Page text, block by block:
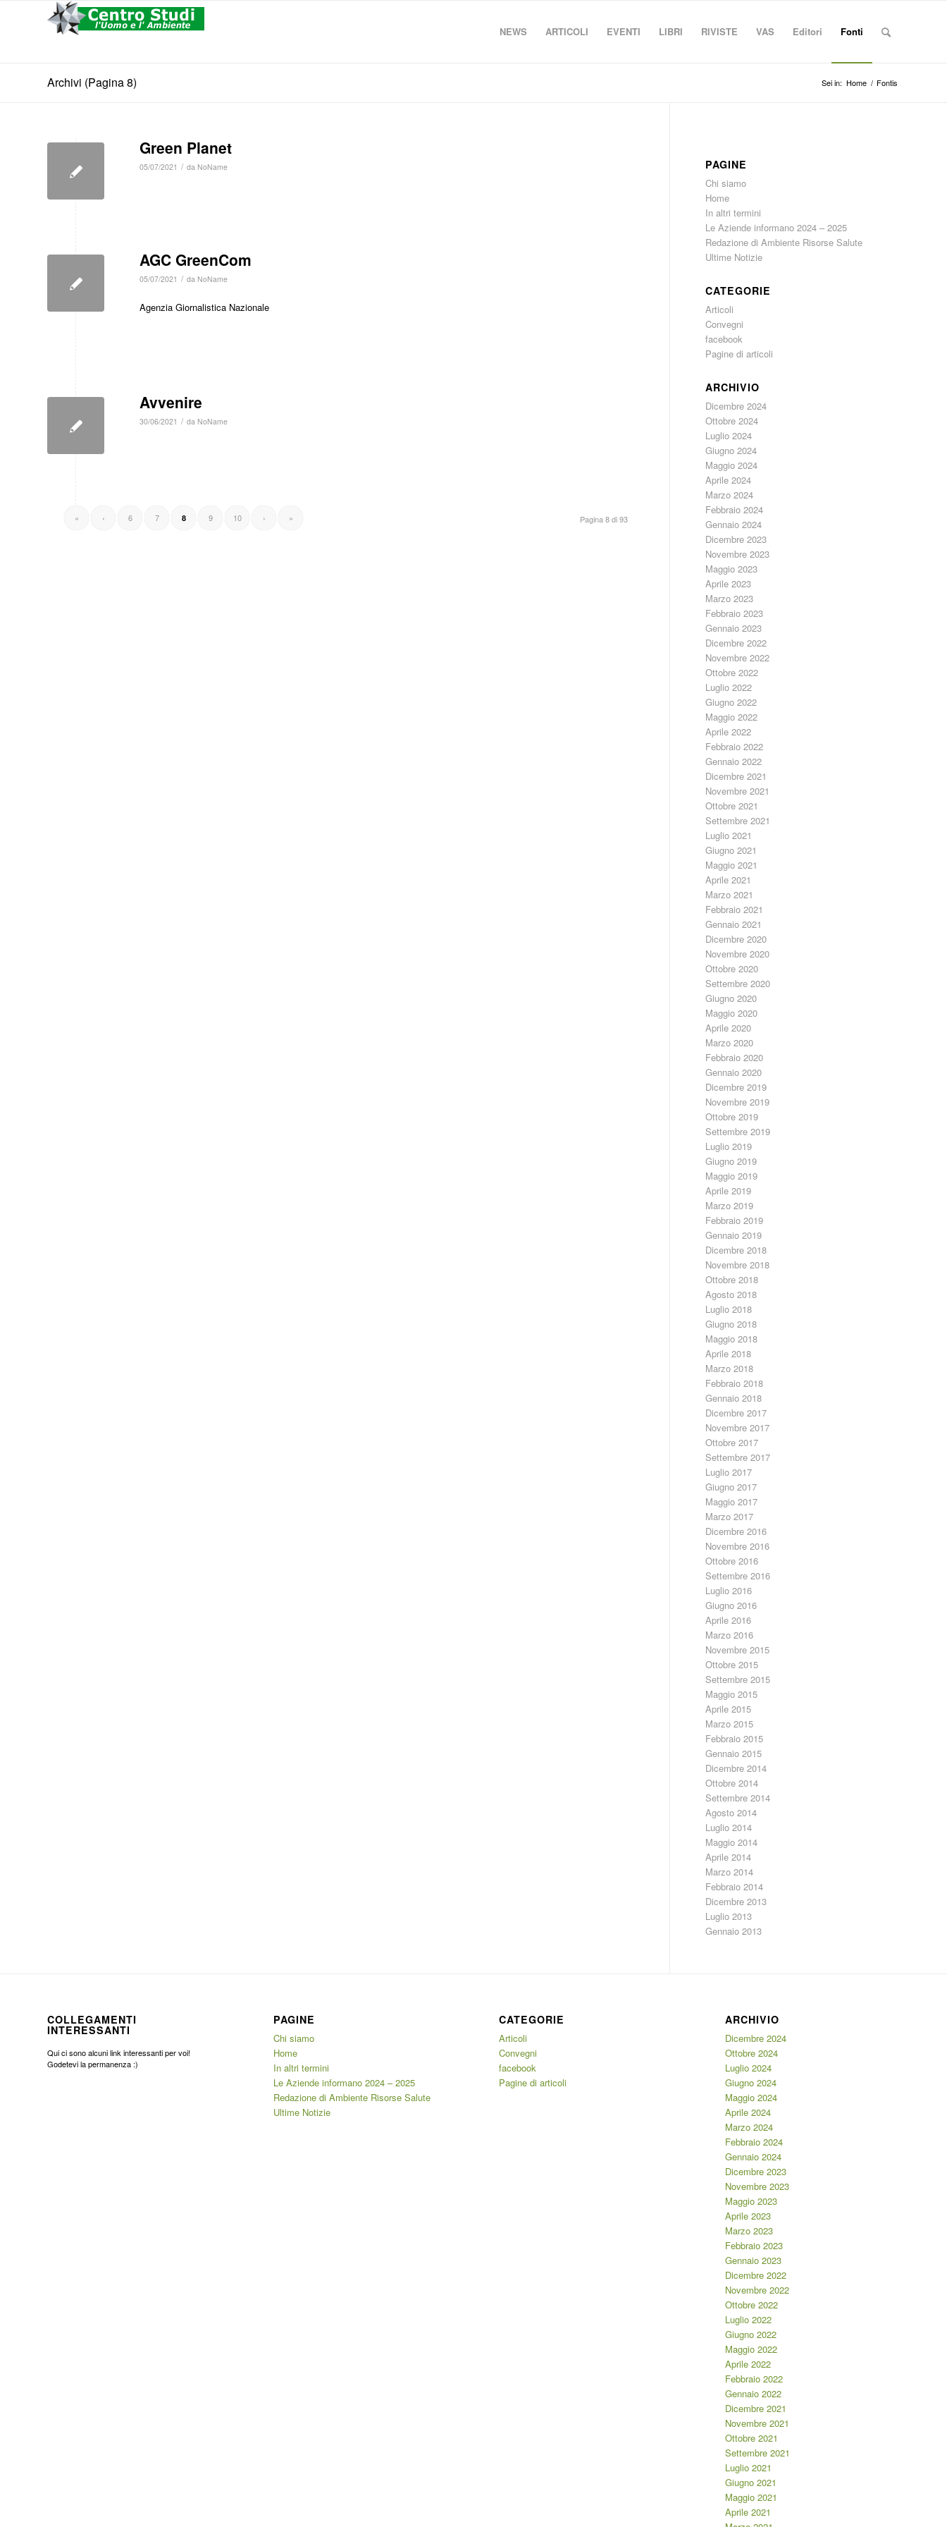
NEWS ARTICOLI EVENTI LIBRI RIVISTE VAS Editori Fonti
Archivi (Pagina 8) Sei in: Home / Fontis
Green Planet
05/07/2021 / da NoName
AGC GreenCom
05/07/2021 / da NoName
Agenzia Giornalistica Nazionale
Avvenire
30/06/2021 / da NoName
Pagina 8 di 93
« ‹ 6 7 8 9 10 › »
PAGINE
Chi siamo
Home
In altri termini
Le Aziende informano 2024 – 2025
Redazione di Ambiente Risorse Salute
Ultime Notizie
CATEGORIE
Articoli
Convegni
facebook
Pagine di articoli
ARCHIVIO
Dicembre 2024
Ottobre 2024
Luglio 2024
Giugno 2024
Maggio 2024
Aprile 2024
Marzo 2024
Febbraio 2024
Gennaio 2024
Dicembre 2023
Novembre 2023
Maggio 2023
Aprile 2023
Marzo 2023
Febbraio 2023
Gennaio 2023
Dicembre 2022
Novembre 2022
Ottobre 2022
Luglio 2022
Giugno 2022
Maggio 2022
Aprile 2022
Febbraio 2022
Gennaio 2022
Dicembre 2021
Novembre 2021
Ottobre 2021
Settembre 2021
Luglio 2021
Giugno 2021
Maggio 2021
Aprile 2021
Marzo 2021
Febbraio 2021
Gennaio 2021
Dicembre 2020
Novembre 2020
Ottobre 2020
Settembre 2020
Giugno 2020
Maggio 2020
Aprile 2020
Marzo 2020
Febbraio 2020
Gennaio 2020
Dicembre 2019
Novembre 2019
Ottobre 2019
Settembre 2019
Luglio 2019
Giugno 2019
Maggio 2019
Aprile 2019
Marzo 2019
Febbraio 2019
Gennaio 2019
Dicembre 2018
Novembre 2018
Ottobre 2018
Agosto 2018
Luglio 2018
Giugno 2018
Maggio 2018
Aprile 2018
Marzo 2018
Febbraio 2018
Gennaio 2018
Dicembre 2017
Novembre 2017
Ottobre 2017
Settembre 2017
Luglio 2017
Giugno 2017
Maggio 2017
Marzo 2017
Dicembre 2016
Novembre 2016
Ottobre 2016
Settembre 2016
Luglio 2016
Giugno 2016
Aprile 2016
Marzo 2016
Novembre 2015
Ottobre 2015
Settembre 2015
Maggio 2015
Aprile 2015
Marzo 2015
Febbraio 2015
Gennaio 2015
Dicembre 2014
Ottobre 2014
Settembre 2014
Agosto 2014
Luglio 2014
Maggio 2014
Aprile 2014
Marzo 2014
Febbraio 2014
Dicembre 2013
Luglio 2013
Gennaio 2013
COLLEGAMENTI
INTERESSANTI
Qui ci sono alcuni link interessanti per voi!
Godetevi la permanenza :)
PAGINE
Chi siamo
Home
In altri termini
Le Aziende informano 2024 – 2025
Redazione di Ambiente Risorse Salute
Ultime Notizie
CATEGORIE
Articoli
Convegni
facebook
Pagine di articoli
ARCHIVIO
Dicembre 2024
Ottobre 2024
Luglio 2024
Giugno 2024
Maggio 2024
Aprile 2024
Marzo 2024
Febbraio 2024
Gennaio 2024
Dicembre 2023
Novembre 2023
Maggio 2023
Aprile 2023
Marzo 2023
Febbraio 2023
Gennaio 2023
Dicembre 2022
Novembre 2022
Ottobre 2022
Luglio 2022
Giugno 2022
Maggio 2022
Aprile 2022
Febbraio 2022
Gennaio 2022
Dicembre 2021
Novembre 2021
Ottobre 2021
Settembre 2021
Luglio 2021
Giugno 2021
Maggio 2021
Aprile 2021